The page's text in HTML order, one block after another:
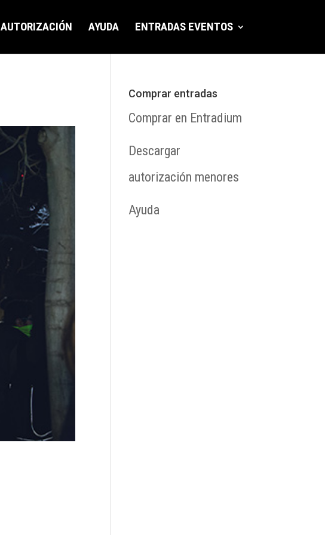
AUTORIZACIÓN AYUDA ENTRADAS EVENTOS
Comprar entradas
Comprar en Entradium
Descargar
autorización menores
Ayuda